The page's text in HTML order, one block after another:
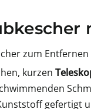
zum
kurzen
gefertigt